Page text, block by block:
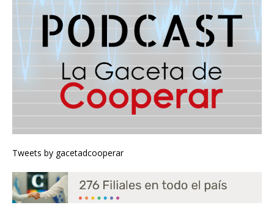
Tweets by gacetadcooperar